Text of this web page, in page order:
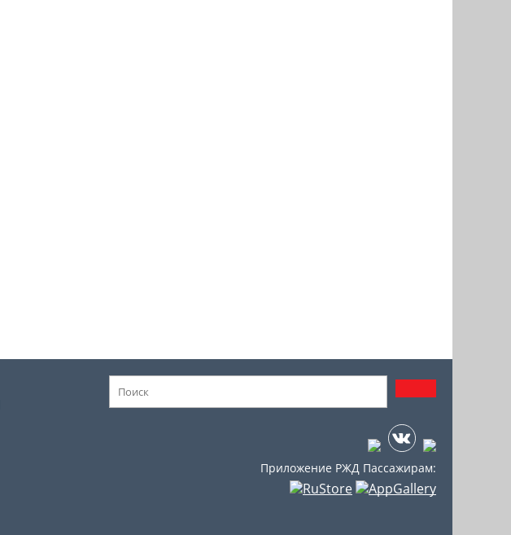
Приложение РЖД Пассажирам: